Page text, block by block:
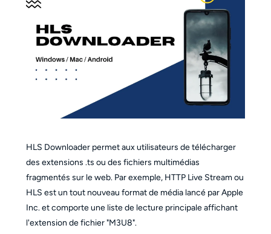
HLS Downloader permet aux utilisateurs de télécharger
des extensions .ts ou des fichiers multimédias
fragmentés sur le web. Par exemple, HTTP Live Stream ou
HLS est un tout nouveau format de média lancé par Apple
Inc. et comporte une liste de lecture principale affichant
l'extension de fichier "M3U8".